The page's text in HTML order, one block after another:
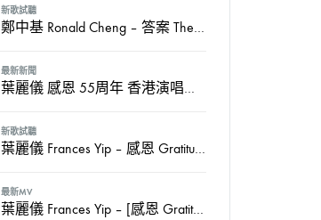
新歌試聽
鄭中基 Ronald Cheng – 答案 The Answer
最新新聞
葉麗儀 感恩 55周年 香港演唱會2024
新歌試聽
葉麗儀 Frances Yip – 感恩 Gratitude
最新MV
葉麗儀 Frances Yip – [感恩 Gratitude] Official MV